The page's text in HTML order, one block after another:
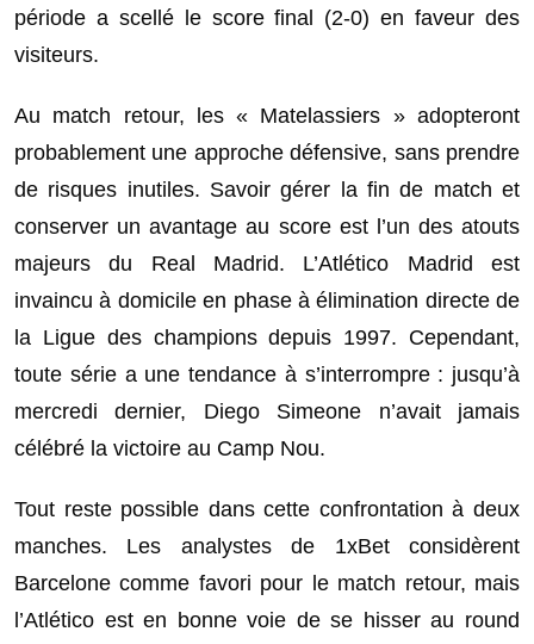
période a scellé le score final (2-0) en faveur des
visiteurs.
Au match retour, les « Matelassiers » adopteront
probablement une approche défensive, sans prendre
de risques inutiles. Savoir gérer la fin de match et
conserver un avantage au score est l’un des atouts
majeurs du Real Madrid. L’Atlético Madrid est
invaincu à domicile en phase à élimination directe de
la Ligue des champions depuis 1997. Cependant,
toute série a une tendance à s’interrompre : jusqu’à
mercredi dernier, Diego Simeone n’avait jamais
célébré la victoire au Camp Nou.
Tout reste possible dans cette confrontation à deux
manches. Les analystes de 1xBet considèrent
Barcelone comme favori pour le match retour, mais
l’Atlético est en bonne voie de se hisser au round